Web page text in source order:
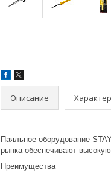
Описание
Паяльное оборудование
рынка обеспечивают
Преимущества